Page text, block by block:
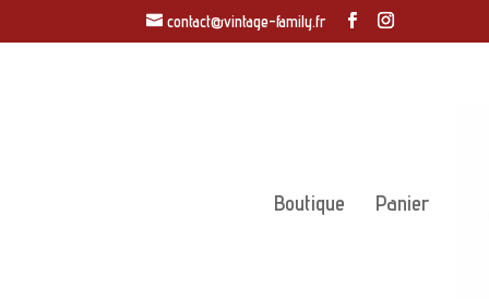
contact@vintage-family.fr
Boutique Panier